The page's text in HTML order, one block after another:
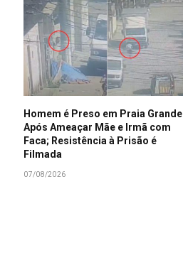
Homem é Preso em Praia Grande
Após Ameaçar Mãe e Irmã com
Faca; Resistência à Prisão é
Filmada
07/08/2026